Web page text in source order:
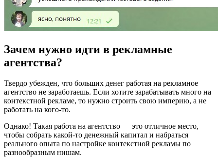
Зачем нужно идти в рекламные
агентства?
Твердо убежден, что больших денег работая на рекламное
агентство не заработаешь. Если хотите зарабатывать много на
контекстной рекламе, то нужно строить свою империю, а не
работать на кого-то.
Однако! Такая работа на агентство — это отличное место,
чтобы собрать какой-то денежный капитал и набраться
реального опыта по настройке контекстной рекламы по
разнообразным нишам.